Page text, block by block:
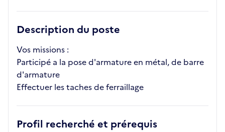
Description du poste
Vos missions :
Participé a la pose d'armature en métal, de barre
d'armature
Effectuer les taches de ferraillage
Profil recherché et prérequis